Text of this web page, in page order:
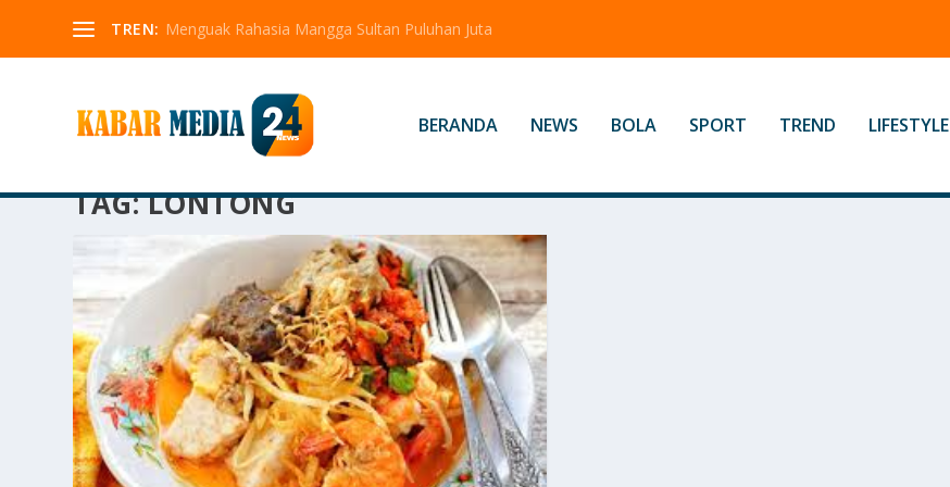
TREN: Menguak Rahasia Mangga Sultan Puluhan Juta
BERANDA NEWS BOLA SPORT TREND LIFESTYLE
TAG:LONTONG